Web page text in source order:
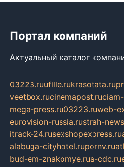
Портал компаний
Актуальный каталог
03223.ruufille.rukrasotata.ru
veetbox.rucinemapost.ru
mega-press.ru03223.ruweb-
eurovision-russia.rustrah-
itrack-24.rusexshopexpress.ru
alabuga-cityhotel.rupornv.ru
bud-em-znakomye.rua-cdc.ru